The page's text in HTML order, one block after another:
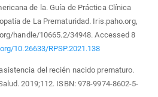
de la. Guía de Práctica Clínica
de La Prematuridad. Iris.paho.org,
handle/10665.2/34948. Accessed 8
10.26633/RPSP.2021.138
del recién nacido prematuro.
2019;112. ISBN: 978-9974-8602-5-